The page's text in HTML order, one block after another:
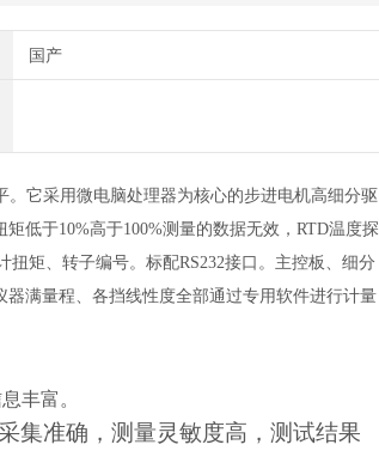
国产
它采用微电脑处理器为核心的步进电机高细分驱
低于10%高于100%测量的数据无效，RTD温度探
矩、转子编号。标配RS232接口。主控板、细分
满量程、各挡线性度全部通过专用软件进行计量
丰富。
集准确，测量灵敏度高，测试结果